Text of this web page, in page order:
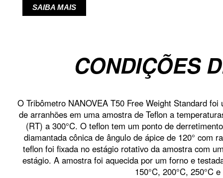
SAIBA MAIS
CONDIÇÕES
O Tribômetro NANOVEA T50 Free Weight Standard
de arranhões em uma amostra de Teflon a
(RT) a 300°C. O teflon tem um ponto de
diamantada cônica de ângulo de ápice de 120° com
teflon foi fixada no estágio rotativo da amostra com
estágio. A amostra foi aquecida por um forno e
150°C, 200°C, 250°C